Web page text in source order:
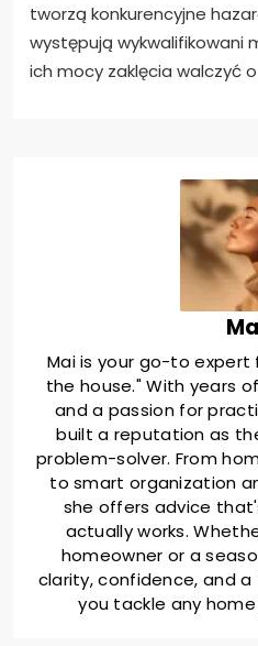
tworzą konkurencyjne
występują wykwalifikowani
ich mocy zaklęcia walczyć
Mai is your go-to expert
the house." With years
and a passion for
built a reputation as
problem-solver. From
to smart organization
she offers advice
actually works.
homeowner or a
clarity, confidence, and
you tackle any